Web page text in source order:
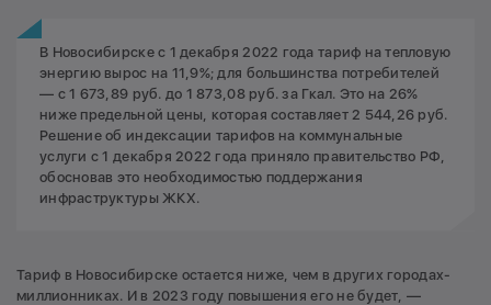
В Новосибирске с 1 декабря 2022 года тариф на тепловую
энергию вырос на 11,9%; для большинства потребителей
— с 1 673,89 руб. до 1 873,08 руб. за Гкал. Это на 26%
ниже предельной цены, которая составляет 2 544,26 руб.
Решение об индексации тарифов на коммунальные
услуги с 1 декабря 2022 года приняло правительство РФ,
обосновав это необходимостью поддержания
инфраструктуры ЖКХ.
Тариф в Новосибирске остается ниже, чем в других городах-
миллионниках. И в 2023 году повышения его не будет, —